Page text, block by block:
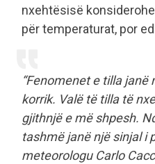
nxehtësisë
për temperaturat, por
“Fenomenet e tilla
korrik. Valë të tilla të
gjithnjë e më shpesh.
tashmë janë një sinjal i
meteorologu Carlo